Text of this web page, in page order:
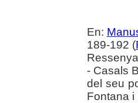
En:
189-192 (
- Casals
del seu
Fontana i